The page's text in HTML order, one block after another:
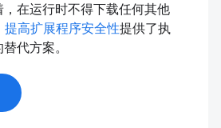
在运行时不得下载任何其他
提高扩展程序安全性提供了执
代方案。